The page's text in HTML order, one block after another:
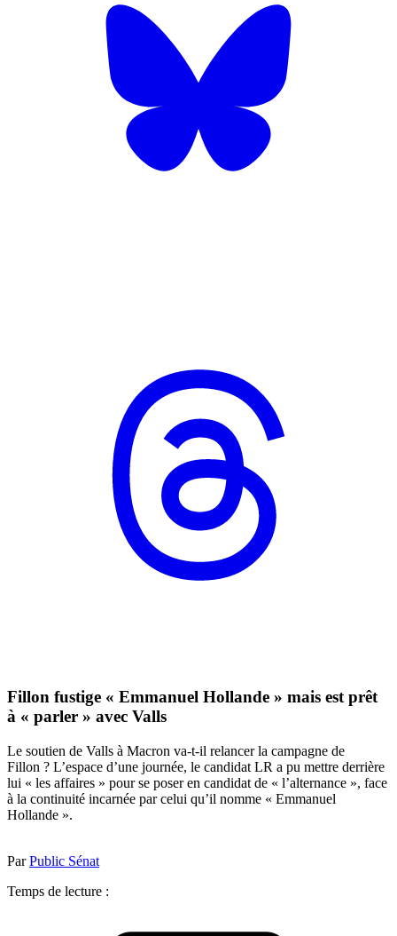
Fillon fustige « Emmanuel Hollande » mais est prêt
à « parler » avec Valls
Le soutien de Valls à Macron va-t-il relancer la campagne de
Fillon ? L’espace d’une journée, le candidat LR a pu mettre derrière
lui « les affaires » pour se poser en candidat de « l’alternance », face
à la continuité incarnée par celui qu’il nomme « Emmanuel
Hollande ».
ParPublic Sénat
Temps de lecture :